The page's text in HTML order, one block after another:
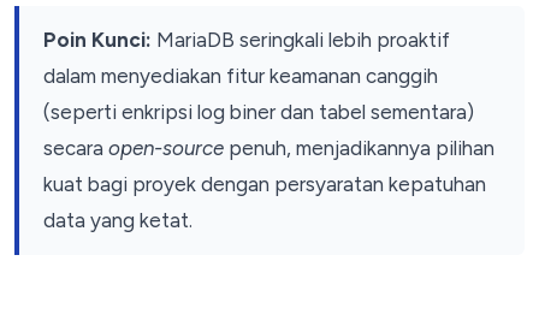
Poin Kunci: MariaDB seringkali lebih proaktif
dalam menyediakan fitur keamanan canggih
(seperti enkripsi log biner dan tabel sementara)
secara open-source penuh, menjadikannya pilihan
kuat bagi proyek dengan persyaratan kepatuhan
data yang ketat.